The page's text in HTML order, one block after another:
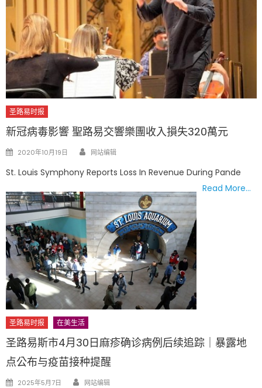
圣路易时报
新冠病毒影響 聖路易交響樂團收入損失320萬元
Posted
2020年10月19日 Author
网站编辑
St. Louis Symphony Reports Loss In Revenue During Pande
Read More…
圣路易时报 在美生活
圣路易斯市4月30日麻疹确诊病例后续追踪｜暴露地
点公布与疫苗接种提醒
Posted
2025年5月7日 Author
网站编辑